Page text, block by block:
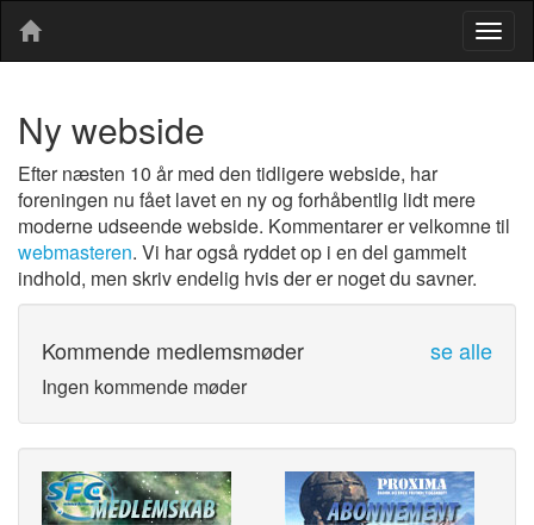
Ny webside
Efter næsten 10 år med den tidligere webside, har
foreningen nu fået lavet en ny og forhåbentlig lidt mere
moderne udseende webside. Kommentarer er velkomne til
webmasteren. Vi har også ryddet op i en del gammelt
indhold, men skriv endelig hvis der er noget du savner.
Kommende medlemsmøder se alle
Ingen kommende møder